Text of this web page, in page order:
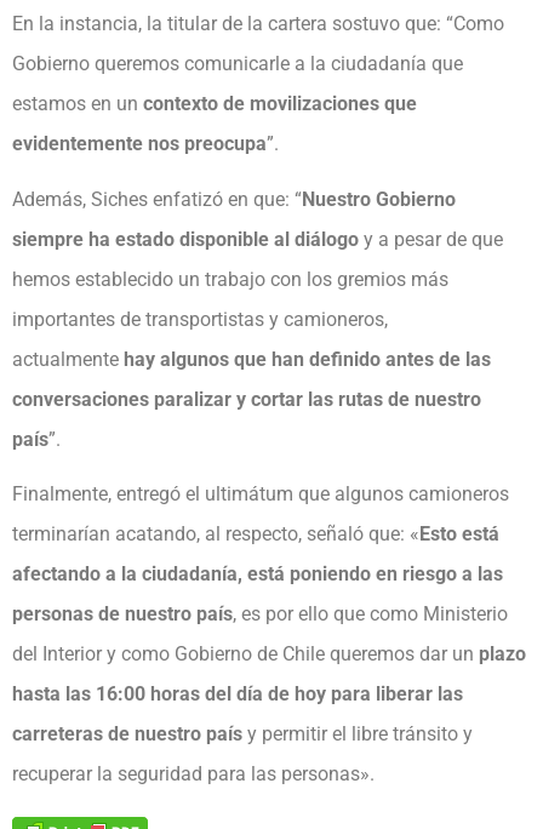
En la instancia, la titular de la cartera sostuvo que: “Como
Gobierno queremos comunicarle a la ciudadanía que
estamos en un contexto de movilizaciones que
evidentemente nos preocupa”.
Además, Siches enfatizó en que: “Nuestro Gobierno
siempre ha estado disponible al diálogo y a pesar de que
hemos establecido un trabajo con los gremios más
importantes de transportistas y camioneros,
actualmente hay algunos que han definido antes de las
conversaciones paralizar y cortar las rutas de nuestro
país”.
Finalmente, entregó el ultimátum que algunos camioneros
terminarían acatando, al respecto, señaló que: « Esto está
afectando a la ciudadanía, está poniendo en riesgo a las
personas de nuestro país, es por ello que como Ministerio
del Interior y como Gobierno de Chile queremos dar un plazo
hasta las 16:00 horas del día de hoy para liberar las
carreteras de nuestro país y permitir el libre tránsito y
recuperar la seguridad para las personas».